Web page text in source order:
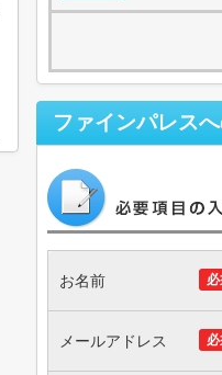
ファインパレス
お名前
メールアドレス